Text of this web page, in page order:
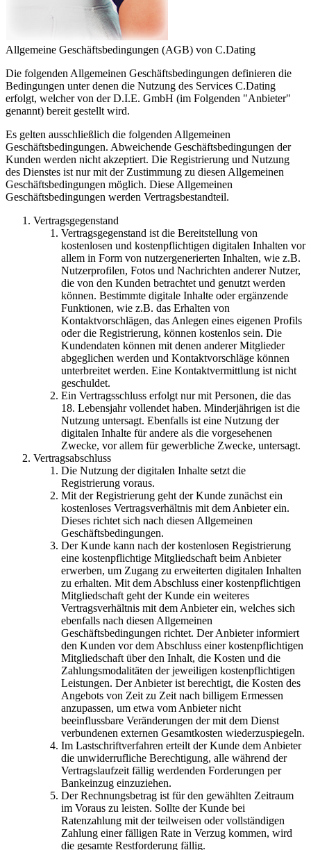
Allgemeine Geschäftsbedingungen (AGB) von C.Dating
Die folgenden Allgemeinen Geschäftsbedingungen definieren die
Bedingungen unter denen die Nutzung des Services C.Dating
erfolgt, welcher von der D.I.E. GmbH (im Folgenden "Anbieter"
genannt) bereit gestellt wird.
Es gelten ausschließlich die folgenden Allgemeinen
Geschäftsbedingungen. Abweichende Geschäftsbedingungen der
Kunden werden nicht akzeptiert. Die Registrierung und Nutzung
des Dienstes ist nur mit der Zustimmung zu diesen Allgemeinen
Geschäftsbedingungen möglich. Diese Allgemeinen
Geschäftsbedingungen werden Vertragsbestandteil.
Vertragsgegenstand
Vertragsgegenstand ist die Bereitstellung von
kostenlosen und kostenpflichtigen digitalen Inhalten vor
allem in Form von nutzergenerierten Inhalten, wie z.B.
Nutzerprofilen, Fotos und Nachrichten anderer Nutzer,
die von den Kunden betrachtet und genutzt werden
können. Bestimmte digitale Inhalte oder ergänzende
Funktionen, wie z.B. das Erhalten von
Kontaktvorschlägen, das Anlegen eines eigenen Profils
oder die Registrierung, können kostenlos sein. Die
Kundendaten können mit denen anderer Mitglieder
abgeglichen werden und Kontaktvorschläge können
unterbreitet werden. Eine Kontaktvermittlung ist nicht
geschuldet.
Ein Vertragsschluss erfolgt nur mit Personen, die das
18. Lebensjahr vollendet haben. Minderjährigen ist die
Nutzung untersagt. Ebenfalls ist eine Nutzung der
digitalen Inhalte für andere als die vorgesehenen
Zwecke, vor allem für gewerbliche Zwecke, untersagt.
Vertragsabschluss
Die Nutzung der digitalen Inhalte setzt die
Registrierung voraus.
Mit der Registrierung geht der Kunde zunächst ein
kostenloses Vertragsverhältnis mit dem Anbieter ein.
Dieses richtet sich nach diesen Allgemeinen
Geschäftsbedingungen.
Der Kunde kann nach der kostenlosen Registrierung
eine kostenpflichtige Mitgliedschaft beim Anbieter
erwerben, um Zugang zu erweiterten digitalen Inhalten
zu erhalten. Mit dem Abschluss einer kostenpflichtigen
Mitgliedschaft geht der Kunde ein weiteres
Vertragsverhältnis mit dem Anbieter ein, welches sich
ebenfalls nach diesen Allgemeinen
Geschäftsbedingungen richtet. Der Anbieter informiert
den Kunden vor dem Abschluss einer kostenpflichtigen
Mitgliedschaft über den Inhalt, die Kosten und die
Zahlungsmodalitäten der jeweiligen kostenpflichtigen
Leistungen. Der Anbieter ist berechtigt, die Kosten des
Angebots von Zeit zu Zeit nach billigem Ermessen
anzupassen, um etwa vom Anbieter nicht
beeinflussbare Veränderungen der mit dem Dienst
verbundenen externen Gesamtkosten wiederzuspiegeln.
Im Lastschriftverfahren erteilt der Kunde dem Anbieter
die unwiderrufliche Berechtigung, alle während der
Vertragslaufzeit fällig werdenden Forderungen per
Bankeinzug einzuziehen.
Der Rechnungsbetrag ist für den gewählten Zeitraum
im Voraus zu leisten. Sollte der Kunde bei
Ratenzahlung mit der teilweisen oder vollständigen
Zahlung einer fälligen Rate in Verzug kommen, wird
die gesamte Restforderung fällig.